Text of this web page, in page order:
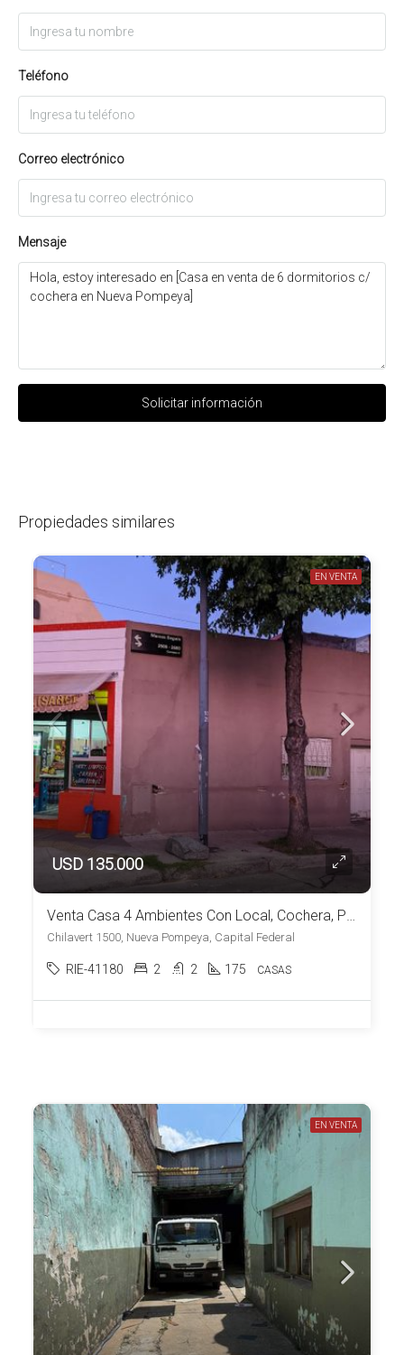
Teléfono
Correo electrónico
Mensaje
Solicitar información
Propiedades similares
EN VENTA
USD 135.000
Venta Casa 4 Ambientes Con Local, Cochera, Patio Y Terraza
Chilavert 1500, Nueva Pompeya, Capital Federal
RIE-41180 2 2 175 CASAS
EN VENTA